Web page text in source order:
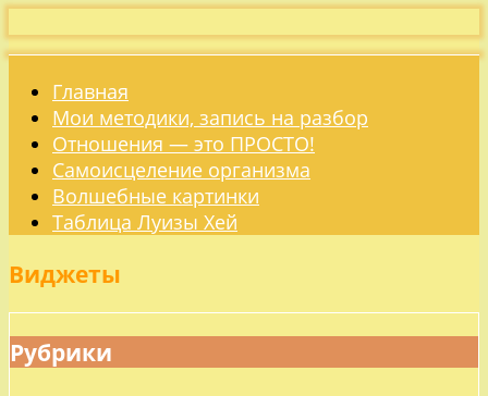
Главная
Мои методики, запись на разбор
Отношения — это ПРОСТО!
Самоисцеление организма
Волшебные картинки
Таблица Луизы Хей
Виджеты
Рубрики